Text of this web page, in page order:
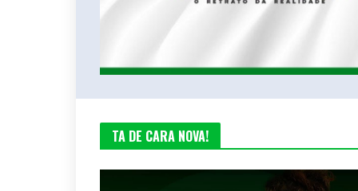
TA DE CARA NOVA!